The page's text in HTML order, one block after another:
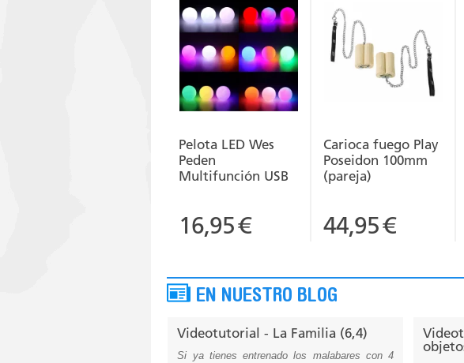
Pelota LED Wes
Peden
Multifunción USB
16,95€
Carioca fuego Play
Poseidon 100mm
(pareja)
44,95€
EN NUESTRO BLOG
Videotutorial - La Familia (6,4)
Si ya tienes entrenado los malabares con 4